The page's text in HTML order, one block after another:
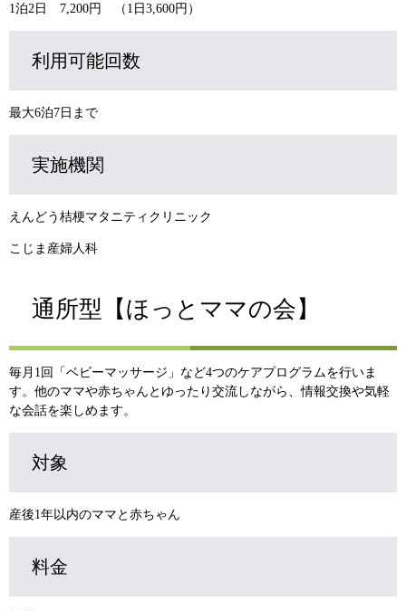
1泊2日 7,200円 （1日3,600円）
利用可能回数
最大6泊7日まで
実施機関
えんどう桔梗マタニティクリニック
こじま産婦人科
通所型【ほっとママの会】
毎月1回「ベビーマッサージ」など4つのケアプログラムを行いま
す。他のママや赤ちゃんとゆったり交流しながら、情報交換や気軽
な会話を楽しめます。
対象
産後1年以内のママと赤ちゃん
料金